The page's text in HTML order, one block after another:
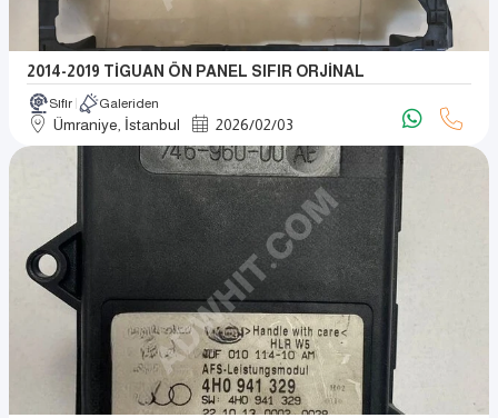
2014-2019 TİGUAN ÖN PANEL SIFIR ORJİNAL
Sıfır Galeriden
Ümraniye, İstanbul 2026/02/03